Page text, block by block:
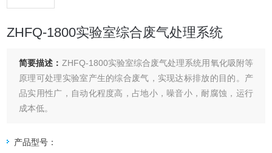
ZHFQ-1800实验室综合废气处理系统
简要描述： ZHFQ-1800实验室综合废气处理系统用氧化吸附等
原理可处理实验室产生的综合废气，实现达标排放的目的。产
品实用性广，自动化程度高，占地小，噪音小，耐腐蚀，运行
成本低。
产品型号：